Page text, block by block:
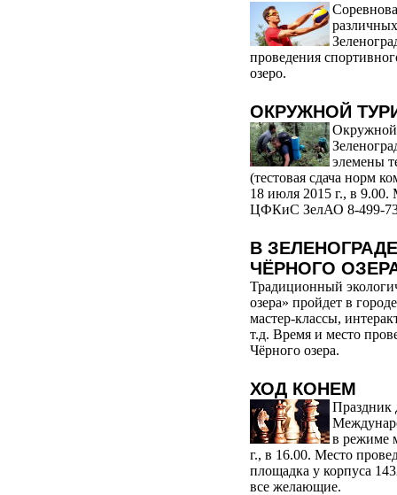
проведения
озеро.
ОКРУЖНОЙ
Окружной
элемены
(тестовая сдача норм
18 июля 2015 г., в
ЦФКиС ЗелАО 8-499-
В
ЧЁРНОГО
Традиционный
озера» пройдет в
мастер-классы,
т.д. Время и место
Чёрного озера.
ХОД КОНЕМ
Праздник
в режиме
г., в 16.00. Место
площадка у корпуса
все желающие.